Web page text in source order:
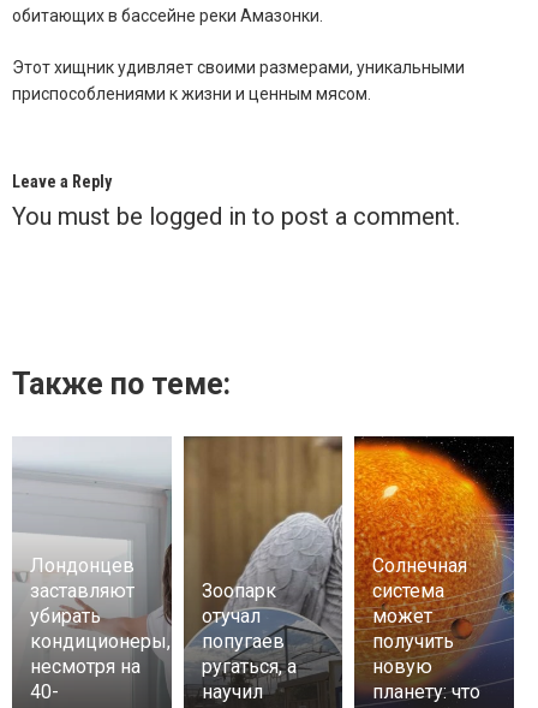
обитающих в бассейне реки Амазонки.
Этот хищник удивляет своими размерами, уникальными
приспособлениями к жизни и ценным мясом.
Leave a Reply
You must be logged in to post a comment.
Также по теме:
Лондонцев
заставляют
убирать
кондиционеры,
несмотря на
40-
Зоопарк
отучал
попугаев
ругаться, а
научил
Солнечная
система
может
получить
новую
планету: что